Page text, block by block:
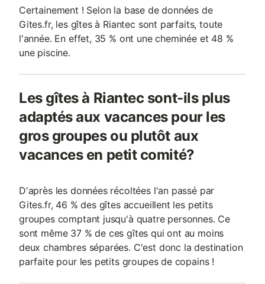
Certainement ! Selon la base de données de
Gites.fr, les gîtes à Riantec sont parfaits, toute
l'année. En effet, 35 % ont une cheminée et 48 %
une piscine.
Les gîtes à Riantec sont-ils plus
adaptés aux vacances pour les
gros groupes ou plutôt aux
vacances en petit comité?
D'après les données récoltées l'an passé par
Gites.fr, 46 % des gîtes accueillent les petits
groupes comptant jusqu'à quatre personnes. Ce
sont même 37 % de ces gîtes qui ont au moins
deux chambres séparées. C'est donc la destination
parfaite pour les petits groupes de copains !